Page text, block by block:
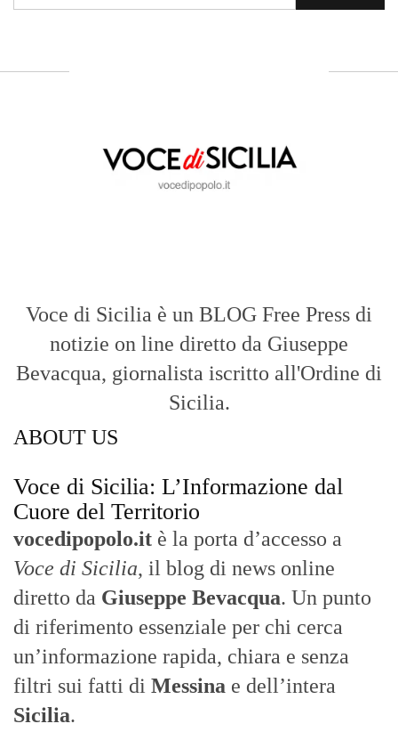
Voce di Sicilia è un BLOG Free Press di
notizie on line diretto da Giuseppe
Bevacqua, giornalista iscritto all'Ordine di
Sicilia.
ABOUT US
Voce di Sicilia: L’Informazione dal
Cuore del Territorio
vocedipopolo.it è la porta d’accesso a
Voce di Sicilia, il blog di news online
diretto da Giuseppe Bevacqua. Un punto
di riferimento essenziale per chi cerca
un’informazione rapida, chiara e senza
filtri sui fatti di Messina e dell’intera
Sicilia.